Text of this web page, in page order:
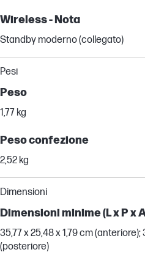
Wireless - Nota
Standby moderno (collegato)
Pesi
Peso
1,77 kg
Peso confezione
2,52 kg
Dimensioni
Dimensioni minime (L x P x
35,77 x 25,48 x 1,79 cm (anteriore);
(posteriore)